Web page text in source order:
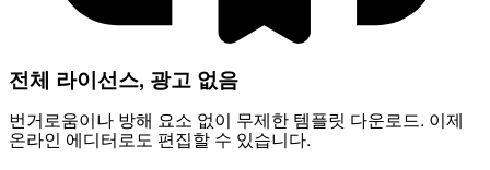
전체 라이선스, 광고 없음
번거로움이나 방해 요소 없이 무제한 템플릿 다운로드. 이제
온라인 에디터로도 편집할 수 있습니다.